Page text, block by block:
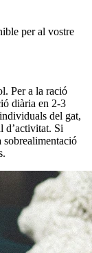
per al vostre
Per a la ració
diària en 2-3
del gat,
d’activitat. Si
sobrealimentació